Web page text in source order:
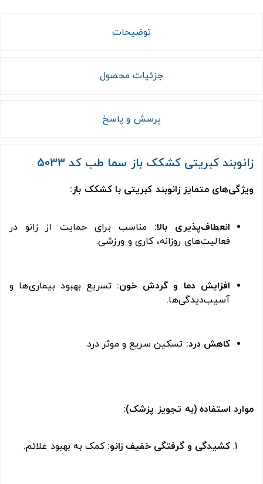
توضیحات
جزئیات محصول
پرسش و پاسخ
زانوبند کبریتی کشکک باز سما طب کد 5033
ویژگی‌های متمایز زانوبند کبریتی با کشکک باز:
انعطاف‌پذیری بالا: مناسب برای حمایت از زانو در
فعالیت‌های روزانه، کاری و ورزشی.
افزایش دما و گردش خون: تسریع بهبود بیماری‌ها و
آسیب‌دیدگی‌ها.
کاهش درد: تسکین سریع و موثر درد.
موارد استفاده (به تجویز پزشک):
کشیدگی و گرفتگی خفیف زانو: کمک به بهبود علائم.